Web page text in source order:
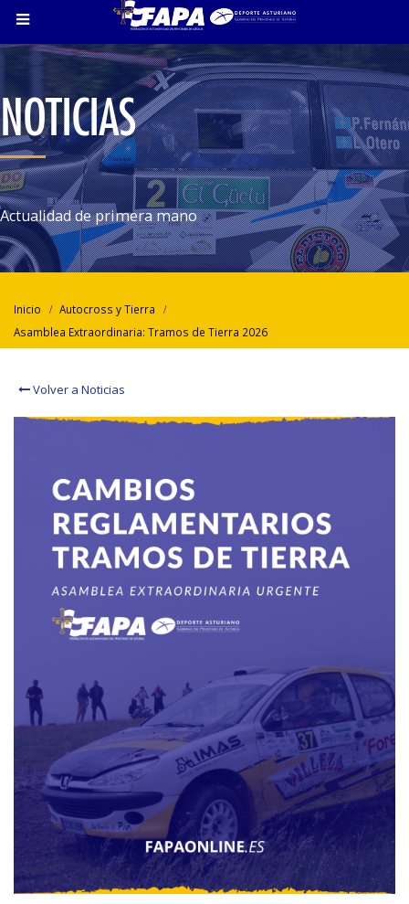
NOTICIAS
Actualidad de primera mano
Inicio
Autocross y Tierra
Asamblea Extraordinaria: Tramos de Tierra 2026
Volver a Noticias